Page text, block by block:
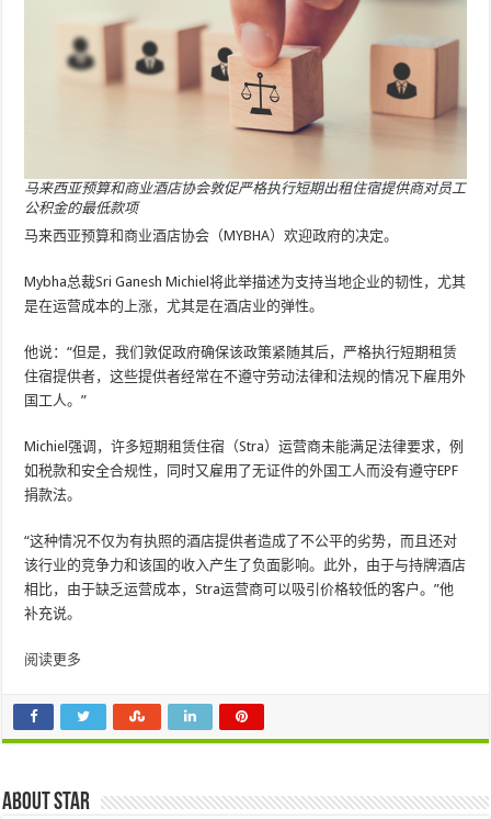
马来西亚预算和商业酒店协会敦促严格执行短期出租住宿提供商对员工
公积金的最低款项
马来西亚预算和商业酒店协会（MYBHA）欢迎政府的决定。
Mybha总裁Sri Ganesh Michiel将此举描述为支持当地企业的韧性，尤其
是在运营成本的上涨，尤其是在酒店业的弹性。
他说：“但是，我们敦促政府确保该政策紧随其后，严格执行短期租赁
住宿提供者，这些提供者经常在不遵守劳动法律和法规的情况下雇用外
国工人。”
Michiel强调，许多短期租赁住宿（Stra）运营商未能满足法律要求，例
如税款和安全合规性，同时又雇用了无证件的外国工人而没有遵守EPF
捐款法。
“这种情况不仅为有执照的酒店提供者造成了不公平的劣势，而且还对
该行业的竞争力和该国的收入产生了负面影响。此外，由于与持牌酒店
相比，由于缺乏运营成本，Stra运营商可以吸引价格较低的客户。”他
补充说。
阅读更多
About star